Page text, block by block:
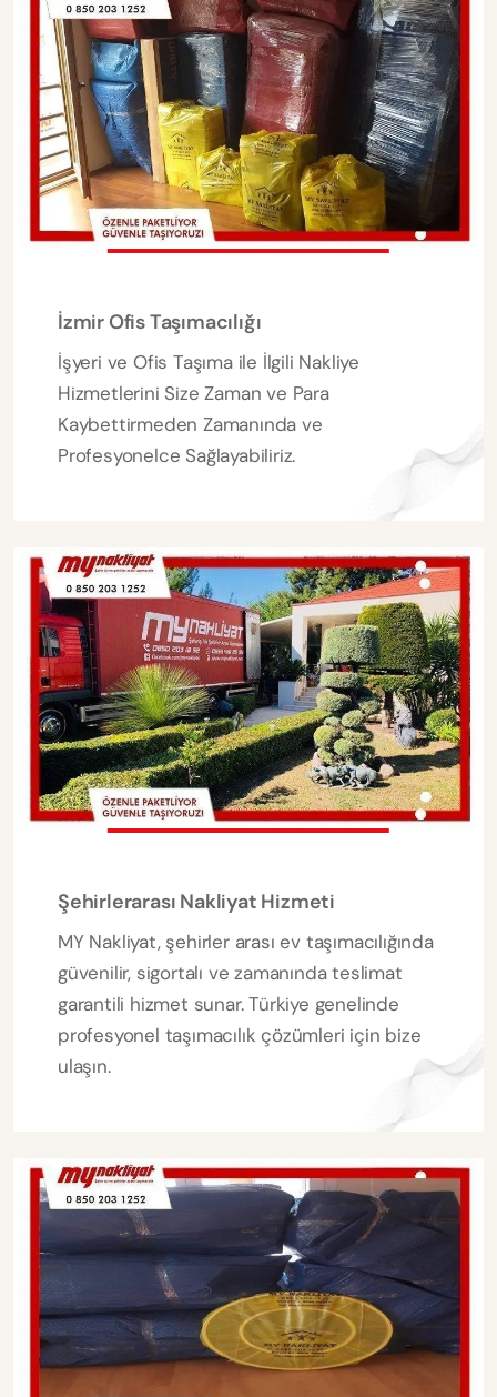
İzmir Ofis Taşımacılığı
İşyeri ve Ofis Taşıma ile İlgili Nakliye
Hizmetlerini Size Zaman ve Para
Kaybettirmeden Zamanında ve
Profesyonelce Sağlayabiliriz.
Şehirlerarası Nakliyat Hizmeti
MY Nakliyat, şehirler arası ev taşımacılığında
güvenilir, sigortalı ve zamanında teslimat
garantili hizmet sunar. Türkiye genelinde
profesyonel taşımacılık çözümleri için bize
ulaşın.